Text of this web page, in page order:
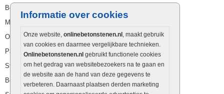
Informatie over cookies
Onze website, onlinebetonstenen.nl , maakt gebruik
van cookies en daarmee vergelijkbare technieken.
Onlinebetonstenen.nl gebruikt functionele cookies
om het gedrag van websitebezoekers na te gaan en
de website aan de hand van deze gegevens te
verbeteren. Daarnaast plaatsen derden marketing
Betonbielzen
Muurstenen
Opsluitbanden
Palissaden
Stapelblokken
Betonblokken